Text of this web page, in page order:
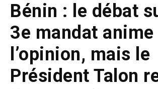
Bénin : le débat
3e mandat anime
l’opinion, mais le
Président Talon